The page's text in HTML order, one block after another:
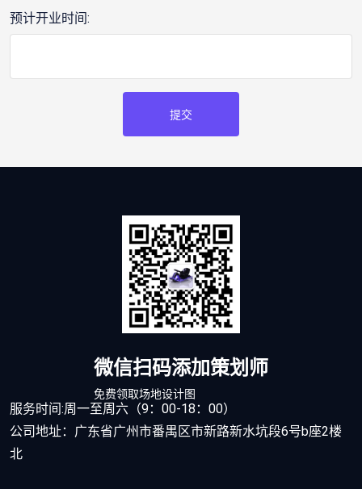
预计开业时间:
提交
微信扫码添加策划师
免费领取场地设计图
服务时间:周一至周六（9：00-18：00）
公司地址：广东省广州市番禺区市新路新水坑段6号b座2楼
北